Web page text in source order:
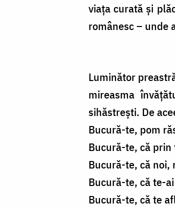
viața curată și
românesc – unde
Luminător
mireasma
sihăstrești. De
Bucură-te, pom
Bucură-te, că
Bucură-te, că noi,
Bucură-te, că te-
Bucură-te, că te